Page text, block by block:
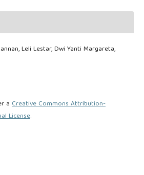
Leli Lestar, Dwi Yanti Margareta,
a Creative Commons Attribution-
License.